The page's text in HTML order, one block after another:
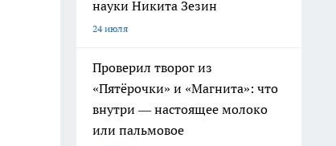
науки Никита Зезин
24 июля
Проверил творог из
«Пятёрочки» и «Магнита»: что
внутри — настоящее молоко
или пальмовое